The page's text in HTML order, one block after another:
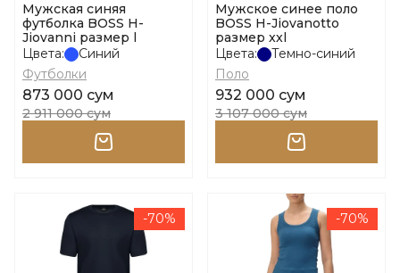
Мужская синяя
футболка BOSS H-
Jiovanni размер l
Цвета:
Синий
Футболки
873 000 сум
2 911 000 сум
Мужское синее поло
BOSS H-Jiovanotto
размер xxl
Цвета:
Темно-синий
Поло
932 000 сум
3 107 000 сум
-70% -70%